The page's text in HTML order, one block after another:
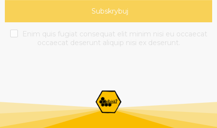
Subskrybuj
Enim quis fugiat consequat elit minim nisi eu occaecat
occaecat deserunt aliquip nisi ex deserunt.